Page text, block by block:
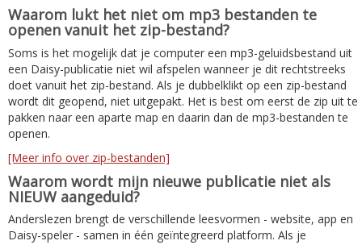
Waarom lukt het niet om mp3 bestanden te
openen vanuit het zip-bestand?
Soms is het mogelijk dat je computer een mp3-geluidsbestand uit
een Daisy-publicatie niet wil afspelen wanneer je dit rechtstreeks
doet vanuit het zip-bestand. Als je dubbelklikt op een zip-bestand
wordt dit geopend, niet uitgepakt. Het is best om eerst de zip uit te
pakken naar een aparte map en daarin dan de mp3-bestanden te
openen.
[Meer info over zip-bestanden]
Waarom wordt mijn nieuwe publicatie niet als
NIEUW aangeduid?
Anderslezen brengt de verschillende leesvormen - website, app en
Daisy-speler - samen in één geïntegreerd platform. Als je